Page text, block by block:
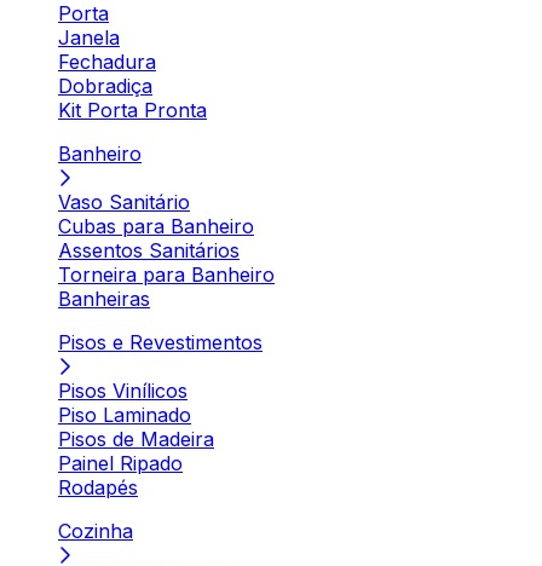
Porta
Janela
Fechadura
Dobradiça
Kit Porta Pronta
Banheiro
Vaso Sanitário
Cubas para Banheiro
Assentos Sanitários
Torneira para Banheiro
Banheiras
Pisos e Revestimentos
Pisos Vinílicos
Piso Laminado
Pisos de Madeira
Painel Ripado
Rodapés
Cozinha